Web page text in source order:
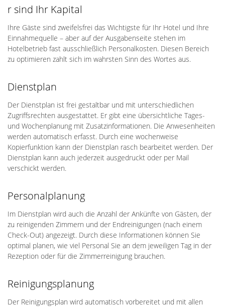
r sind Ihr Kapital
Ihre Gäste sind zweifelsfrei das Wichtigste für Ihr Hotel und Ihre
Einnahmequelle – aber auf der Ausgabenseite stehen im
Hotelbetrieb fast ausschließlich Personalkosten. Diesen Bereich
zu optimieren zahlt sich im wahrsten Sinn des Wortes aus.
Dienstplan
Der Dienstplan ist frei gestaltbar und mit unterschiedlichen
Zugriffsrechten ausgestattet. Er gibt eine übersichtliche Tages-
und Wochenplanung mit Zusatzinformationen. Die Anwesenheiten
werden automatisch erfasst. Durch eine wochenweise
Kopierfunktion kann der Dienstplan rasch bearbeitet werden. Der
Dienstplan kann auch jederzeit ausgedruckt oder per Mail
verschickt werden.
Personalplanung
Im Dienstplan wird auch die Anzahl der Ankünfte von Gästen, der
zu reinigenden Zimmern und der Endreinigungen (nach einem
Check-Out) angezeigt. Durch diese Informationen können Sie
optimal planen, wie viel Personal Sie an dem jeweiligen Tag in der
Rezeption oder für die Zimmerreinigung brauchen.
Reinigungsplanung
Der Reinigungsplan wird automatisch vorbereitet und mit allen